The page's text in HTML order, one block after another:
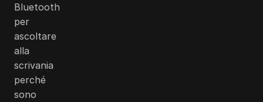
Bluetooth
per
ascoltare
alla
scrivania
perché
sono